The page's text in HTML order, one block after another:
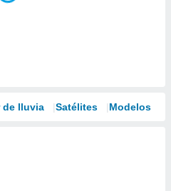
de lluvia Satélites Modelos